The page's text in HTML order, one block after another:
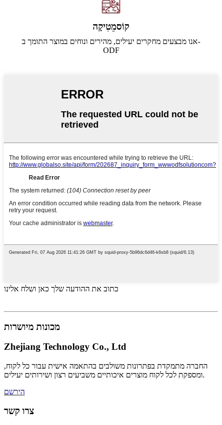
קוֹסמֵטִיקָה
אנו מבצעים מחקרים יעילים, מהירים ונוחים במוצר התומך ב-
ODF
כתוב את ההודעה שלך כאן ושלח אלינו
מכונות מיושרות
Zhejiang Technology Co., Ltd
החברה מתמקדת בפתרונות משולבים בהתאמה אישית עבור כל לקוח,
ומספקת לכל לקוח מוצרים איכותיים משביעים רצון ושירותים יעילים.
הירשם
צרו קשר